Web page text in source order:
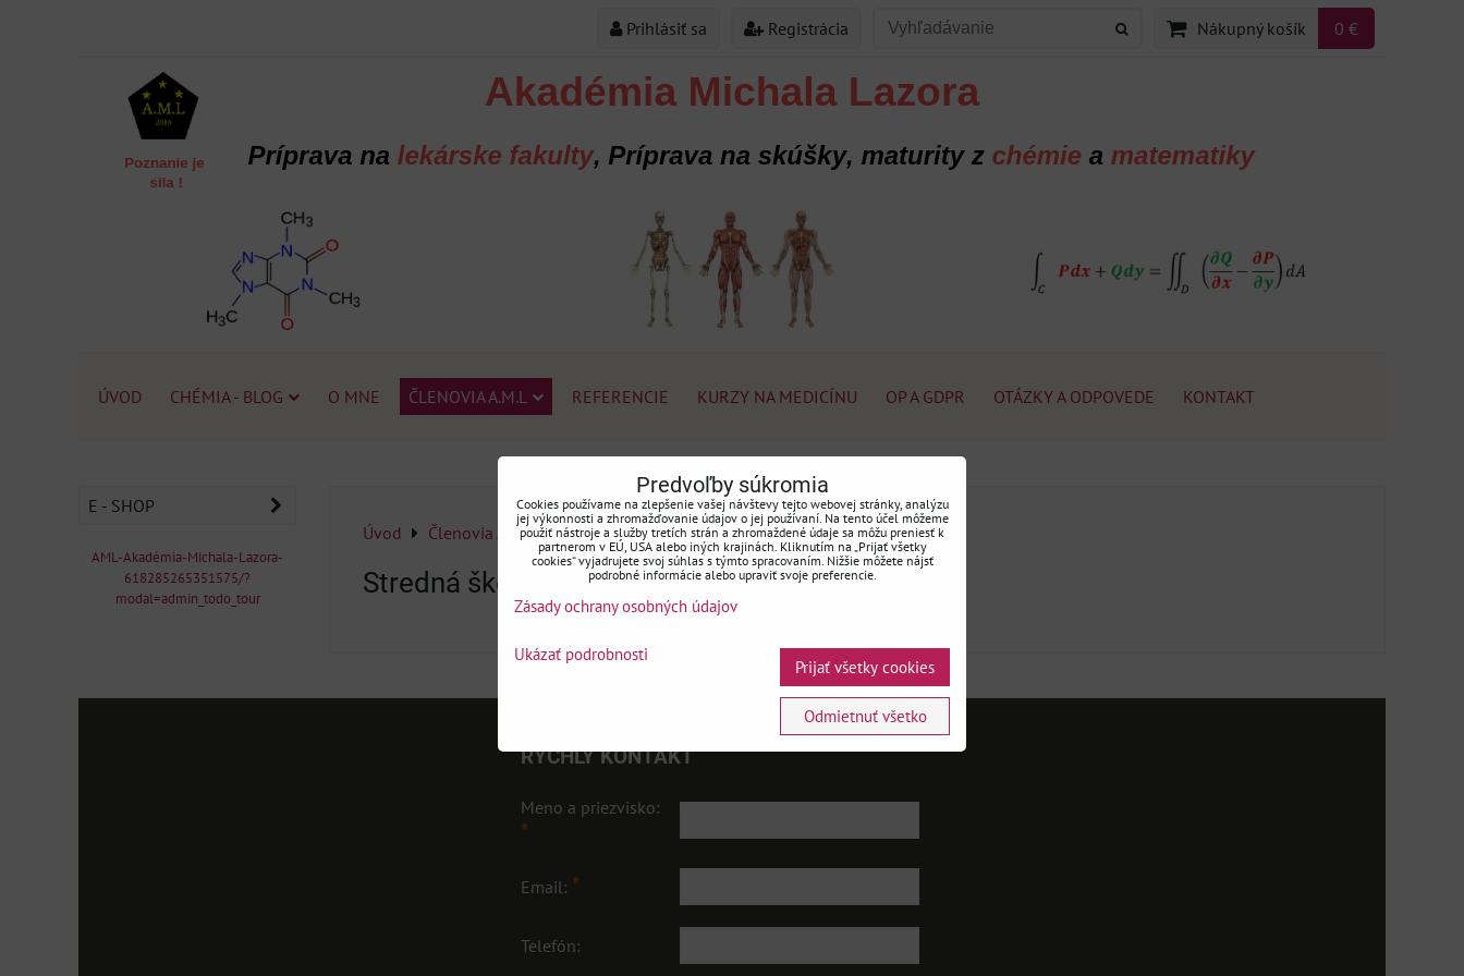
Prihlásiť sa Registrácia Nákupný košík 0 €
ÚVOD CHÉMIA - BLOG O MNE ČLENOVIA A.M.L REFERENCIE KURZY NA MEDICÍNU OP A GDPR OTÁZKY A ODPOVEDE KONTAKT
Úvod Členovia A.M.L Matematika Stredná škola - matematika
Stredná škola - matematika
E - SHOP
AML-Akadémia-Michala-Lazora-
618285265351575/?
modal=admin_todo_tour
RÝCHLY KONTAKT
Meno a priezvisko:
*
Email: *
Telefón:
Predvoľby súkromia
Cookies používame na zlepšenie vašej návštevy tejto webovej stránky, analýzu
jej výkonnosti a zhromažďovanie údajov o jej používaní. Na tento účel môžeme
použiť nástroje a služby tretích strán a zhromaždené údaje sa môžu preniesť k
partnerom v EÚ, USA alebo iných krajinách. Kliknutím na „Prijať všetky
cookies“ vyjadrujete svoj súhlas s týmto spracovaním. Nižšie môžete nájsť
podrobné informácie alebo upraviť svoje preferencie.
Zásady ochrany osobných údajov
Ukázať podrobnosti
Prijať všetky cookies
Odmietnuť všetko